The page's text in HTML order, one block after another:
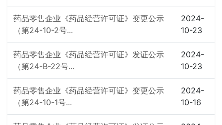
药品零售企业《药品经营许可证》变更公示
（第24-10-2号...
2024-
10-23
药品零售企业《药品经营许可证》发证公示
（第24-B-22号...
2024-
10-23
药品零售企业《药品经营许可证》变更公示
（第24-10-1号...
2024-
10-16